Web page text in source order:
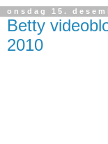
onsdag 15.
Betty
2010